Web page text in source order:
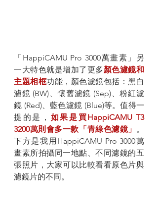
「HappiCAMU Pro 3000萬畫素」另
一大特色就是增加了更多顏色濾鏡和
主題相框功能，顏色濾鏡包括：黑白
濾鏡 (BW)、懷舊濾鏡 (Sep)、粉紅濾
鏡 (Red)、藍色濾鏡 (Blue)等。值得一
提的是， 如果是買HappiCAMU T3
3200萬則會多一款「青綠色濾鏡」 。
下方是我用HappiCAMU Pro 3000萬
畫素所拍攝同一地點、不同濾鏡的五
張照片，大家可以比較看看原色片與
濾鏡片的不同。